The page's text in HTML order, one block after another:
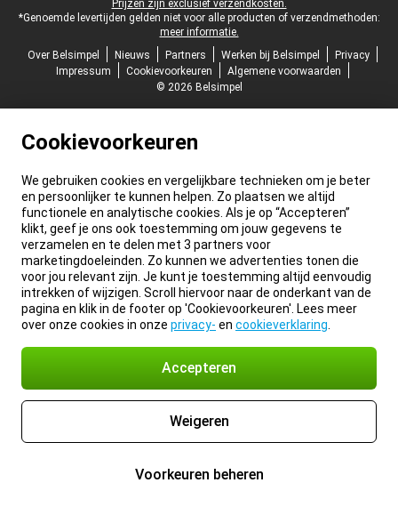
Prijzen zijn exclusief verzendkosten.
*Genoemde levertijden gelden niet voor alle producten of verzendmethoden:
meer informatie.
Over Belsimpel
Nieuws Partners Werken bij Belsimpel
Privacy
Impressum
Cookievoorkeuren
Algemene voorwaarden
© 2026 Belsimpel
Cookievoorkeuren
We gebruiken cookies en vergelijkbare technieken om je beter
en persoonlijker te kunnen helpen. Zo plaatsen we altijd
functionele en analytische cookies. Als je op “Accepteren”
klikt, geef je ons ook toestemming om jouw gegevens te
verzamelen en te delen met 3 partners voor
marketingdoeleinden. Zo kunnen we advertenties tonen die
voor jou relevant zijn. Je kunt je toestemming altijd eenvoudig
intrekken of wijzigen. Scroll hiervoor naar de onderkant van de
pagina en klik in de footer op 'Cookievoorkeuren'. Lees meer
over onze cookies in onze privacy- en cookieverklaring
Accepteren
Weigeren
Voorkeuren beheren